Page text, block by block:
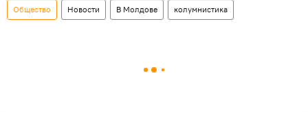
Общество Новости В Молдове колумнистика